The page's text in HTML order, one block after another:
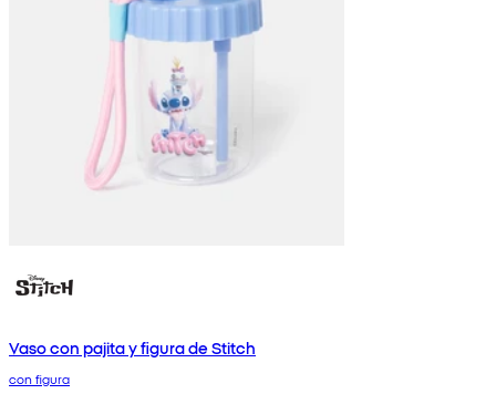
Vaso con pajita y figura de Stitch
con figura